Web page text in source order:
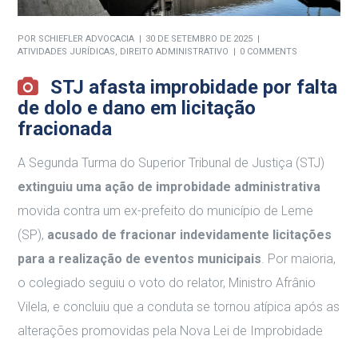
POR SCHIEFLER ADVOCACIA
30 DE SETEMBRO DE 2025
ATIVIDADES JURÍDICAS, DIREITO ADMINISTRATIVO 0 COMMENTS
STJ afasta improbidade por falta
de dolo e dano em licitação
fracionada
A Segunda Turma do Superior Tribunal de Justiça (STJ)
extinguiu uma ação de improbidade administrativa
movida contra um ex-prefeito do município de Leme
(SP), acusado de fracionar indevidamente licitações
para a realização de eventos municipais. Por maioria,
o colegiado seguiu o voto do relator, Ministro Afrânio
Vilela, e concluiu que a conduta se tornou atípica após as
alterações promovidas pela Nova Lei de Improbidade